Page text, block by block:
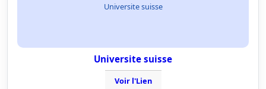
Universite suisse
Universite suisse
Voir l'Lien